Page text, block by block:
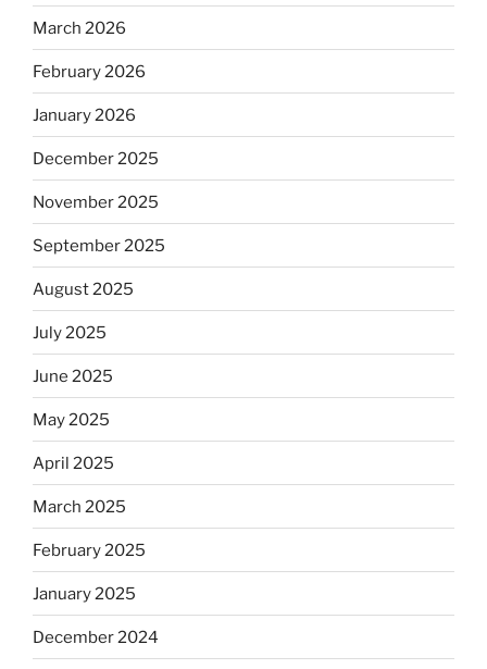
March 2026
February 2026
January 2026
December 2025
November 2025
September 2025
August 2025
July 2025
June 2025
May 2025
April 2025
March 2025
February 2025
January 2025
December 2024